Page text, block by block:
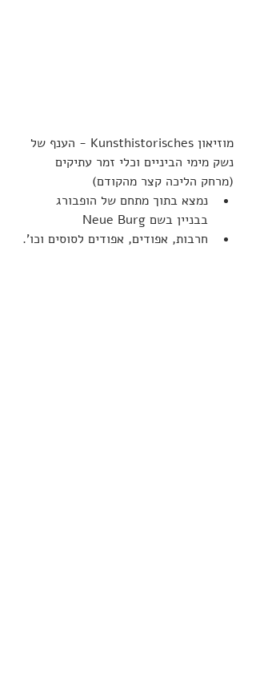
מוזיאון Kunsthistorisches - הענף של
נשק מימי הביניים וכלי זמר עתיקים
(מרחק הליכה קצר מהקודם)
נמצא בתוך מתחם של הופבורג
בבניין בשם Neue Burg
חרבות, אפודים, אפודים לסוסים וכו'.